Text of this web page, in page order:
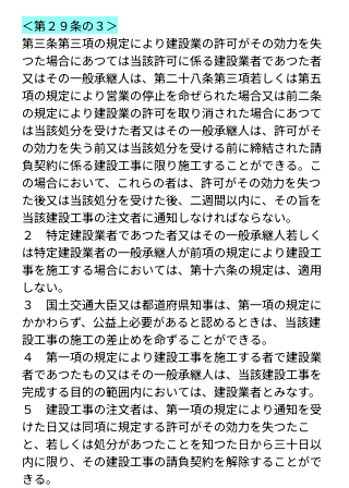
＜第２９条の３＞
第三条第三項の規定により建設業の許可がその効力を失
つた場合にあつては当該許可に係る建設業者であつた者
又はその一般承継人は、第二十八条第三項若しくは第五
項の規定により営業の停止を命ぜられた場合又は前二条
の規定により建設業の許可を取り消された場合にあつて
は当該処分を受けた者又はその一般承継人は、許可がそ
の効力を失う前又は当該処分を受ける前に締結された請
負契約に係る建設工事に限り施工することができる。こ
の場合において、これらの者は、許可がその効力を失つ
た後又は当該処分を受けた後、二週間以内に、その旨を
当該建設工事の注文者に通知しなければならない。
２　特定建設業者であつた者又はその一般承継人若しく
は特定建設業者の一般承継人が前項の規定により建設工
事を施工する場合においては、第十六条の規定は、適用
しない。
３　国土交通大臣又は都道府県知事は、第一項の規定に
かかわらず、公益上必要があると認めるときは、当該建
設工事の施工の差止めを命ずることができる。
４　第一項の規定により建設工事を施工する者で建設業
者であつたもの又はその一般承継人は、当該建設工事を
完成する目的の範囲内においては、建設業者とみなす。
５　建設工事の注文者は、第一項の規定により通知を受
けた日又は同項に規定する許可がその効力を失つたこ
と、若しくは処分があつたことを知つた日から三十日以
内に限り、その建設工事の請負契約を解除することがで
きる。